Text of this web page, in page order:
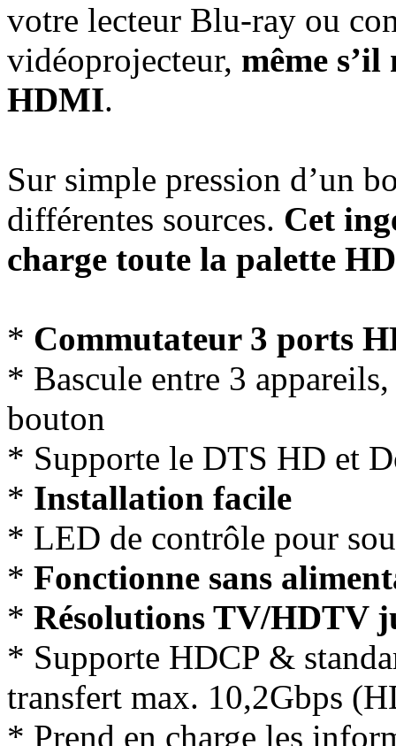
votre lecteur Blu-ray ou
vidéoprojecteur, même
HDMI.
Sur simple pression d’un
différentes sources. Cet
charge toute la palette
* Commutateur 3 ports
* Bascule entre 3
bouton
* Supporte le DTS HD et
* Installation facile
* LED de contrôle pour
* Fonctionne sans
* Résolutions TV/HDTV
* Supporte HDCP &
transfert max. 10,2Gbps
* Prend en charge les